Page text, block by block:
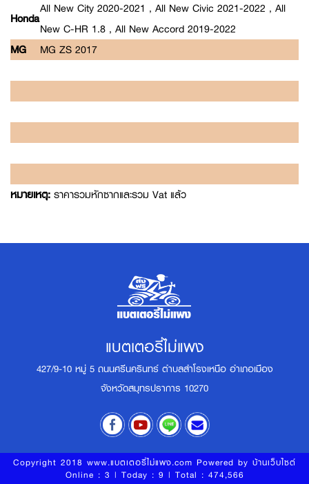
Honda
All New City 2020-2021 , All New Civic 2021-2022 , All
New C-HR 1.8 , All New Accord 2019-2022
MG
MG ZS 2017
หมายเหตุ: ราคารวมหักซากและรวม Vat แล้ว
แบตเตอรี่ไม่แพง
427/9-10 หมู่ 5 ถนนศรีนครินทร์ ตำบลสำโรงเหนือ อำเภอเมือง
จังหวัดสมุทรปราการ 10270
Copyright 2018 www.แบตเตอรี่ไม่แพง.com Powered by บ้านเว็บไซต์
Online : 3 | Today : 9 | Total : 474,566